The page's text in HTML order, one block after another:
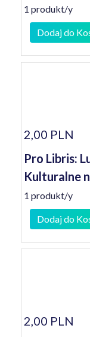
1 produkt/y
Dodaj do
2,00 PLN
Pro Libris:
Kulturalne
1 produkt/y
Dodaj do
2,00 PLN